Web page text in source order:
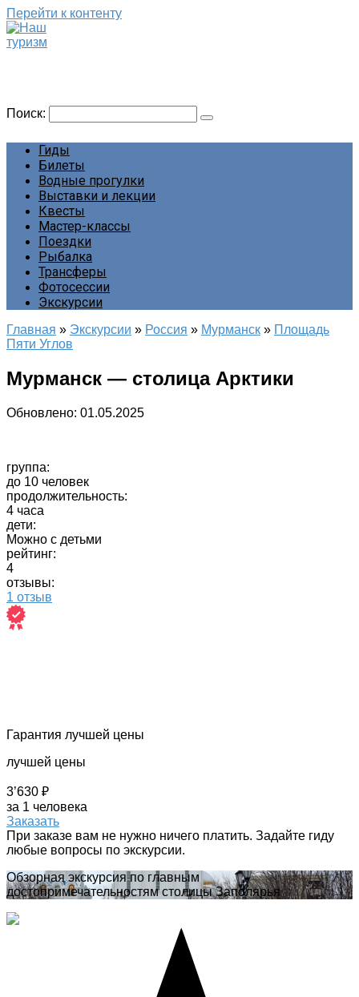
Перейти к контенту
Поиск:
Гиды
Билеты
Водные прогулки
Выставки и лекции
Квесты
Мастер-классы
Поездки
Рыбалка
Трансферы
Фотосессии
Экскурсии
Главная » Экскурсии » Россия » Мурманск » Площадь
Пяти Углов
Мурманск — столица Арктики
Обновлено: 01.05.2025
группа:
до 10 человек
продолжительность:
4 часа
дети:
Можно с детьми
рейтинг:
4
отзывы:
1 отзыв
Гарантия лучшей цены
лучшей цены
3’630 ₽
за 1 человека
Заказать
При заказе вам не нужно ничего платить. Задайте гиду
любые вопросы по экскурсии.
Обзорная экскурсия по главным
достопримечательностям столицы Заполярья